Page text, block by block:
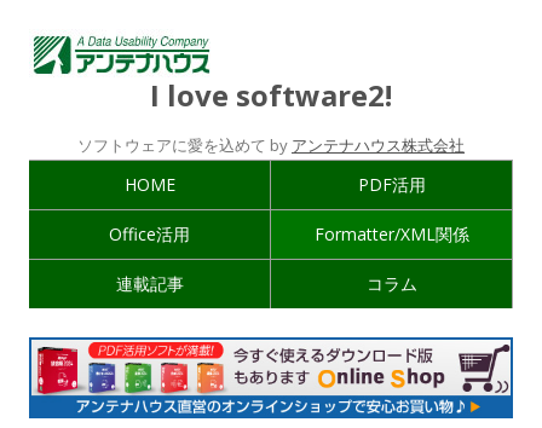
I love software2!
ソフトウェアに愛を込めて by アンテナハウス株式会社
HOME PDF活用
Office活用 Formatter/XML関係
連載記事 コラム